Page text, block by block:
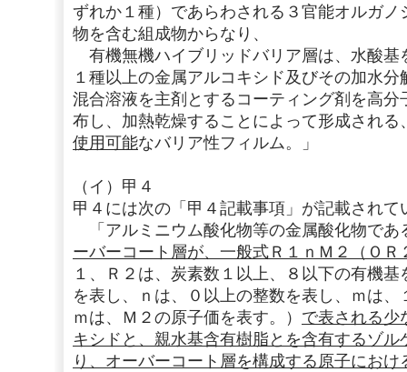
ずれか１種）であらわされる３官能オルガ
物を含む組成物からなり、
有機無機ハイブリッドバリア層は、水酸基
１種以上の金属アルコキシド及びその加水
混合溶液を主剤とするコーティング剤を高
布し、加熱乾燥することによって形成される
使用可能なバリア性フィルム。」
（イ）甲４
甲４には次の「甲４記載事項」が記載されて
「アルミニウム酸化物等の金属酸化物であ
ーバーコート層が、一般式Ｒ１ｎＭ２（ＯＲ
１、Ｒ２は、炭素数１以上、８以下の有機
を表し、ｎは、０以上の整数を表し、ｍは
ｍは、Ｍ２の原子価を表す。） で表される少
キシドと、親水基含有樹脂とを含有するゾ
り、オーバーコート層を構成する原子にお